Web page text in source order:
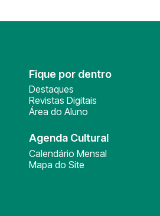
Fique por dentro
Destaques
Revistas Digitais
Área do Aluno
Agenda Cultural
Calendário Mensal
Mapa do Site